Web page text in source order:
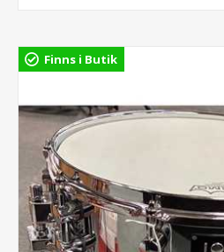
Finns i Butik